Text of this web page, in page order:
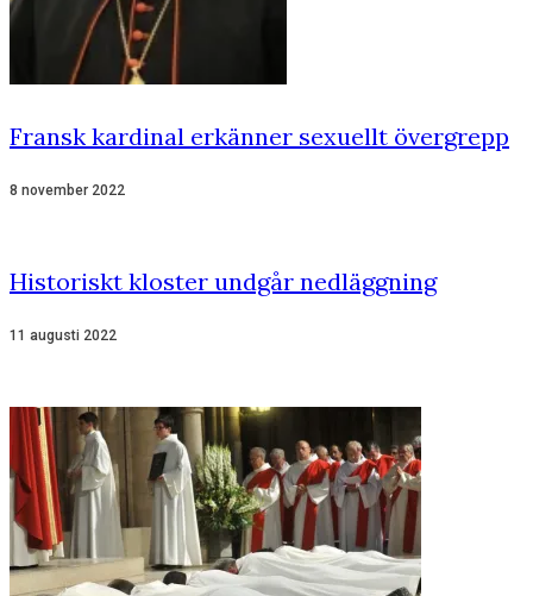
Fransk kardinal erkänner sexuellt övergrepp
8 november 2022
Historiskt kloster undgår nedläggning
11 augusti 2022